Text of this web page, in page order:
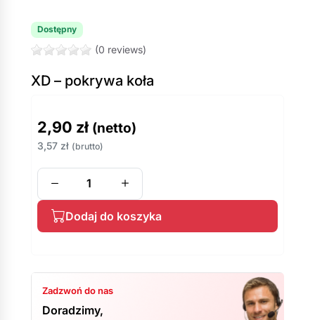
Dostępny
(0 reviews)
XD – pokrywa koła
2,90 zł (netto)
3,57 zł (brutto)
Dodaj do koszyka
Zadzwoń do nas
Doradzimy,